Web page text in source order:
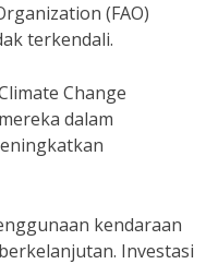
(FAO)
terkendali.
Change
dalam
kendaraan
Investasi